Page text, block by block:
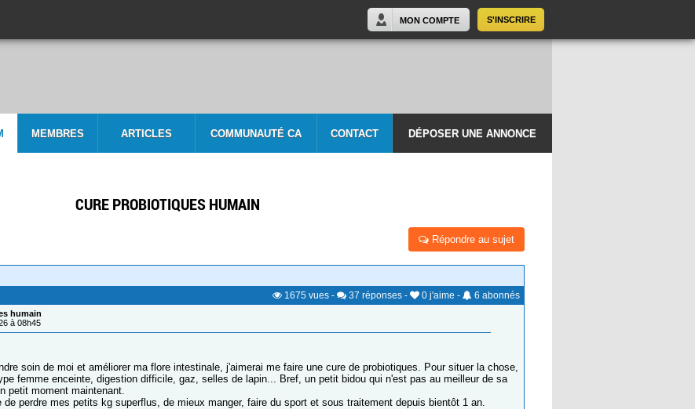
S'INSCRIRE
MON COMPTE
MEMBRES ARTICLES COMMUNAUTÉ CA CONTACT DÉPOSER UNE ANNONCE
CURE PROBIOTIQUES HUMAIN
Répondre au sujet
1675 vues - 37 réponses - 0 j'aime - 6 abonnés
humain
à 08h45
soin de moi et améliorer ma flore intestinale, j'aimerai me faire une cure de probiotiques. Pour situer la chose,
femme enceinte, digestion difficile, gaz, selles de lapin... Bref, un petit bidou qui n'est pas au meilleur de sa
petit moment maintenant.
de perdre mes petits kg superflus, de mieux manger, faire du sport et sous traitement depuis bientôt 1 an.